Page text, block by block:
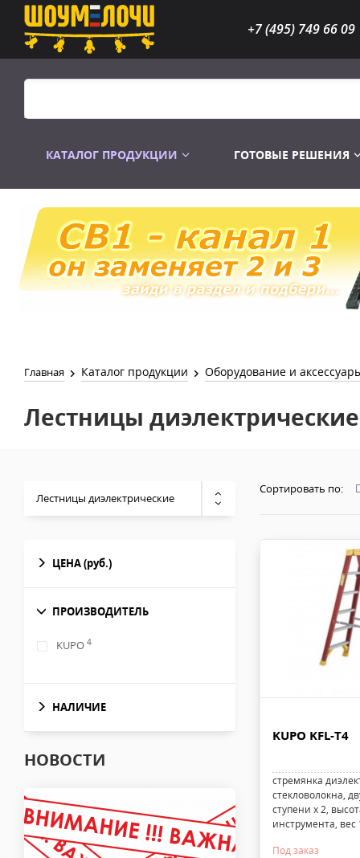
+7 (495) 749 66 09
КАТАЛОГ ПРОДУКЦИИ
Распродажа Лампы
ГОТОВЫЕ РЕШЕНИЯ
Главная Каталог продукции Оборудование и
Лестницы диэлектрические
Лестницы диэлектрические
ЦЕНА(руб.)
ПРОИЗВОДИТЕЛЬ
KUPO 4
НАЛИЧИЕ
НОВОСТИ
Сортировать по:
KUPO KFL-T4
стремянка
стекловолокна,
ступени х 2,
инструмента, вес
Под заказ